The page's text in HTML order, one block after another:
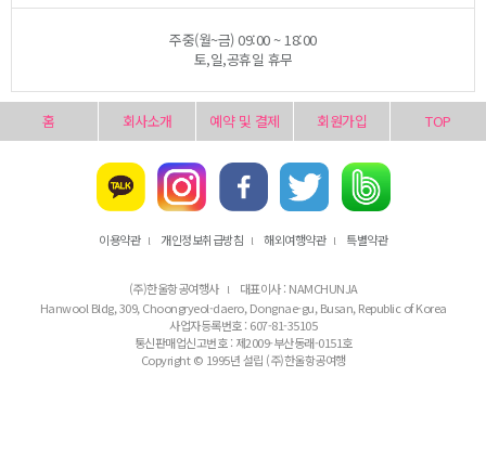
주중(월~금) 09:00 ~ 18:00
토,일,공휴일 휴무
홈 회사소개 예약 및 결제 회원가입 TOP
이용약관 l 개인정보취급방침 l 해외여행약관 l 특별약관
(주)한울항공여행사 l
대표이사 : NAMCHUNJA
Hanwool Bldg, 309, Choongryeol-daero, Dongnae-gu, Busan, Republic of Korea
사업자등록번호 : 607-81-35105
통신판매업신고번호 : 제2009-부산동래-0151호
Copyright © 1995년 설립 (주)한울항공여행